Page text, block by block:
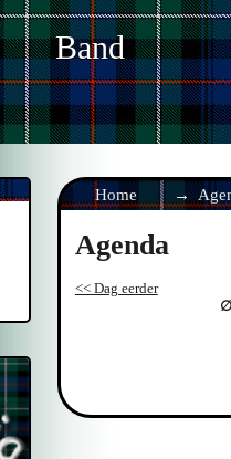
Band
Home
Agenda
<< Dag eerder